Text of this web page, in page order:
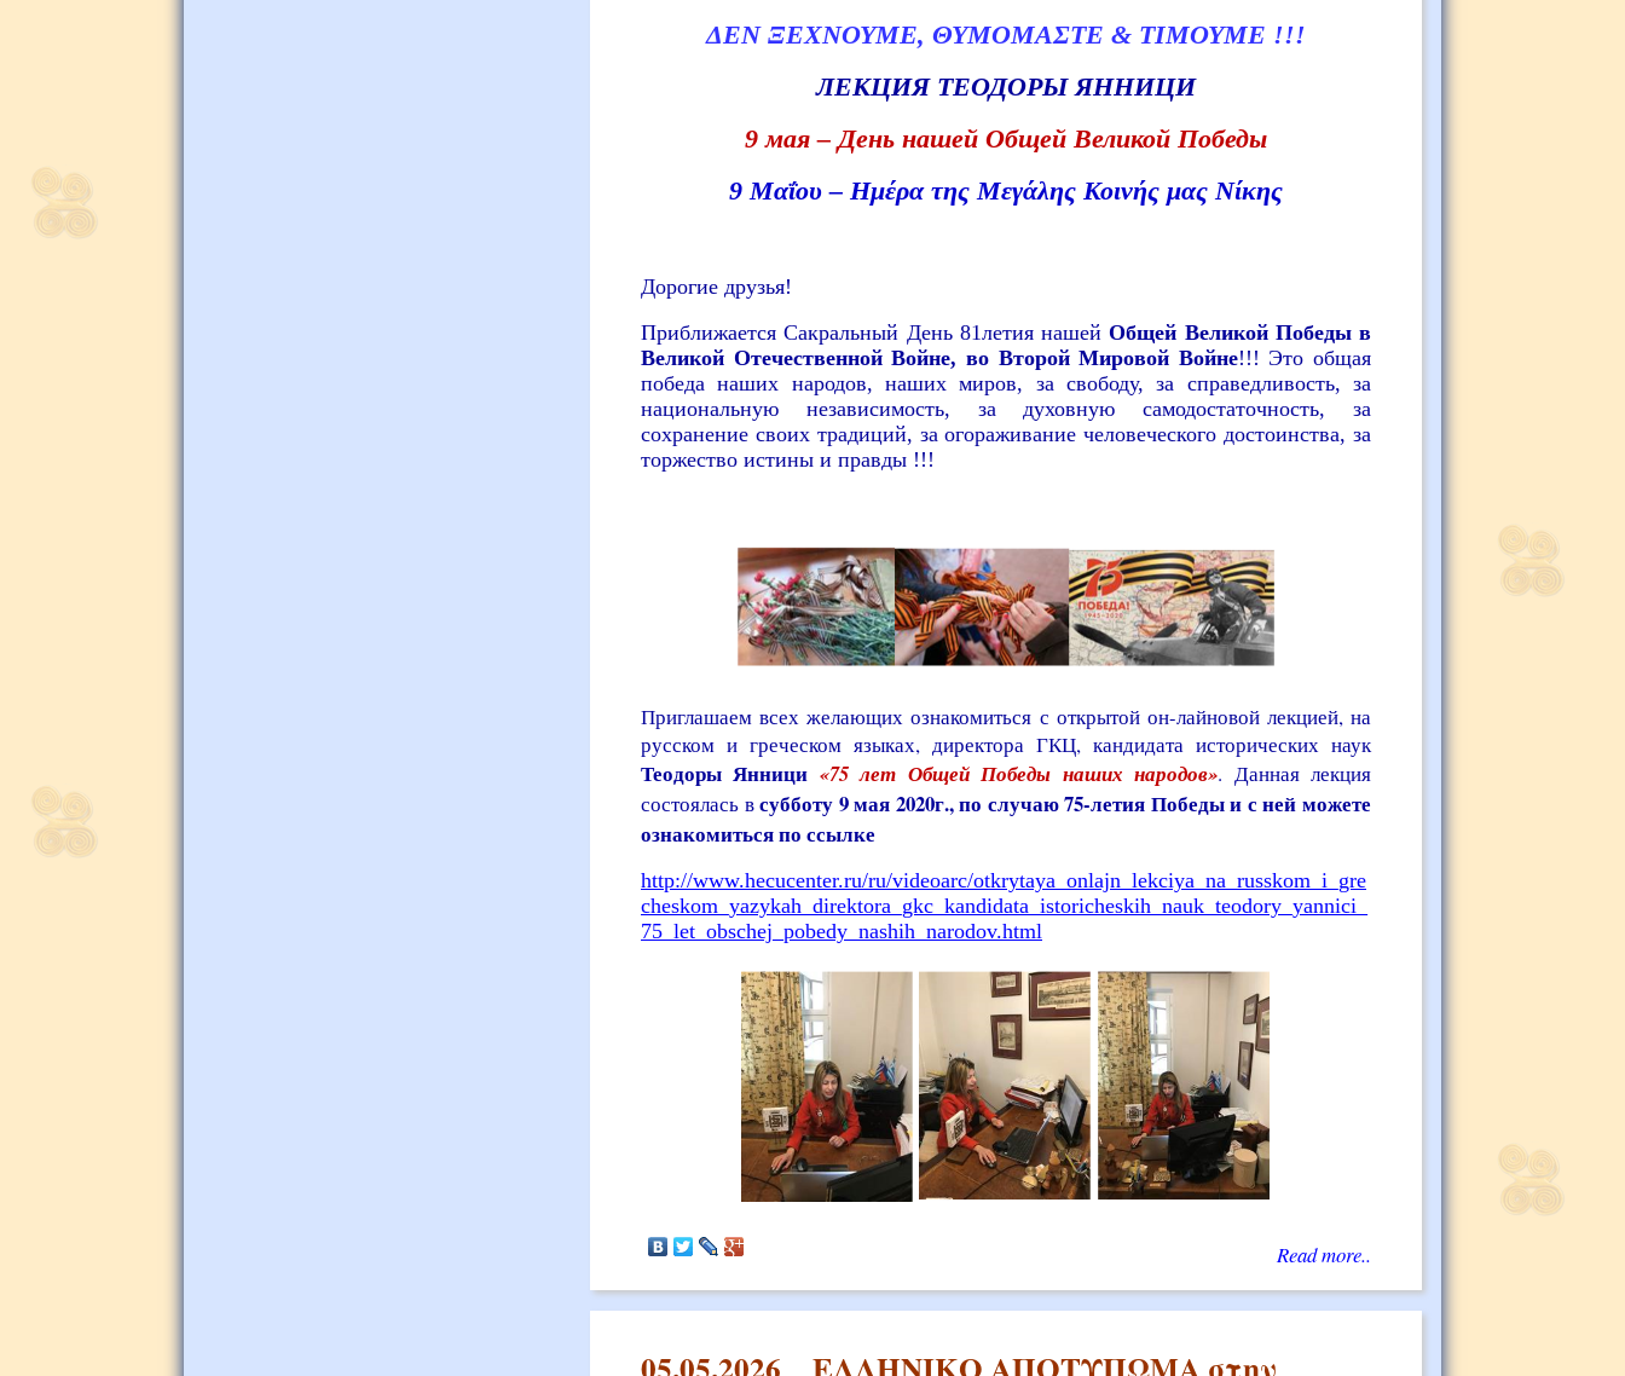
ΔΕΝ ΞΕΧΝΟΥΜΕ, ΘΥΜΟΜΑΣΤΕ & ΤΙΜΟΥΜΕ !!!
ЛЕКЦИЯ ТЕОДОРЫ ЯННИЦИ
9 мая – День нашей Общей Великой Победы
9 Μαΐου – Ημέρα της Μεγάλης Κοινής μας Νίκης
Дорогие друзья!
Приближается Сакральный День 81летия нашейОбщей Великой Победы в
Великой Отечественной Войне, во Второй Мировой Войне!!! Это общая
победа наших народов, наших миров, за свободу, за справедливость, за
национальную независимость, за духовную самодостаточность, за
сохранение своих традиций, за огораживание человеческого достоинства, за
торжество истины и правды !!!
Приглашаем всех желающих ознакомиться с открытой он-лайновой лекцией, на
русском и греческом языках, директора ГКЦ, кандидата исторических наук
Теодоры Янници «75 лет Общей Победы наших народов». Данная лекция
состоялась всубботу 9 мая 2020г.,по случаю 75-летия Победы и с ней можете
ознакомиться по ссылке
http://www.hecucenter.ru/ru/videoarc/otkrytaya_onlajn_lekciya_na_russkom_i_gre
cheskom_yazykah_direktora_gkc_kandidata_istoricheskih_nauk_teodory_yannici_
75_let_obschej_pobedy_nashih_narodov.html
Read more..